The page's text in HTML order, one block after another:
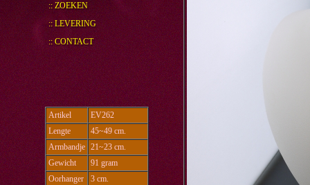
:: ZOEKEN
:: LEVERING
:: CONTACT
Artikel
EV262
Lengte
45~49 cm.
Armbandje 21~23 cm.
Gewicht
91 gram
Oorhanger
3 cm.